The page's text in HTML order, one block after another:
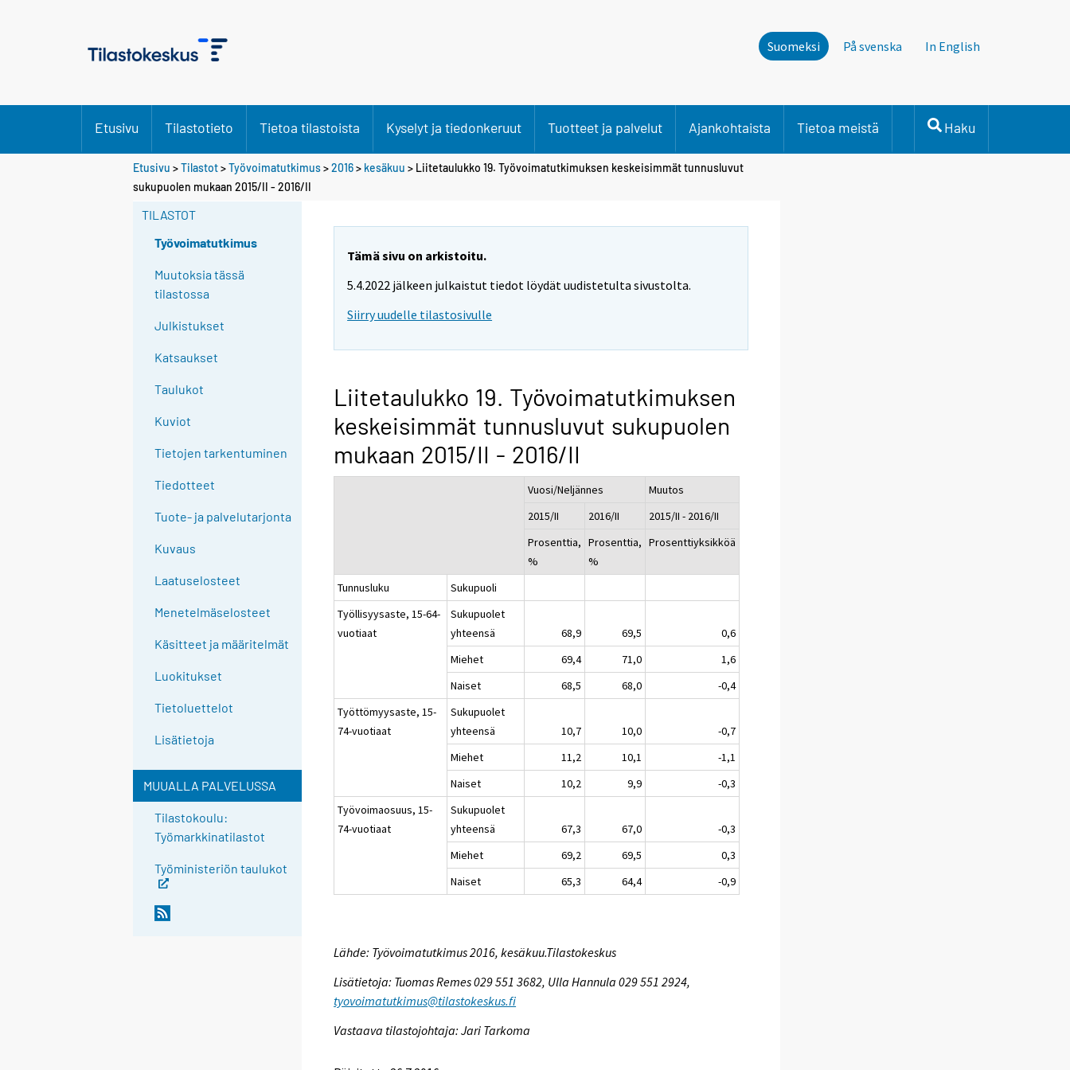
Suomeksi På svenska In English
Etusivu Tilastotieto Tietoa tilastoista Kyselyt ja tiedonkeruut Tuotteet ja palvelut Ajankohtaista Tietoa meistä Haku
Etusivu >Tilastot>Työvoimatutkimus>2016> kesäkuu > Liitetaulukko 19. Työvoimatutkimuksen keskeisimmät tunnusluvut
sukupuolen mukaan 2015/II - 2016/II
TILASTOT
Työvoimatutkimus
Muutoksia tässä
tilastossa
Julkistukset
Katsaukset
Taulukot
Kuviot
Tietojen tarkentuminen
Tiedotteet
Tuote- ja palvelutarjonta
Kuvaus
Laatuselosteet
Menetelmäselosteet
Käsitteet ja määritelmät
Luokitukset
Tietoluettelot
Lisätietoja
MUUALLA PALVELUSSA
Tilastokoulu:
Työmarkkinatilastot
Työministeriön taulukot
Tämä sivu on arkistoitu.
5.4.2022 jälkeen julkaistut tiedot löydät uudistetulta sivustolta.
Siirry uudelle tilastosivulle
Liitetaulukko 19. Työvoimatutkimuksen
keskeisimmät tunnusluvut sukupuolen
mukaan 2015/II - 2016/II
Vuosi/Neljännes
Muutos
2015/II
2016/II
2015/II - 2016/II
Prosenttia,
%
Prosenttia,
%
Prosenttiyksikköä
Tunnusluku
Sukupuoli
Työllisyysaste, 15-64-
vuotiaat
Sukupuolet
yhteensä
68,9 69,5
0,6
Miehet
69,4 71,0
1,6
Naiset
68,5 68,0
-0,4
Työttömyysaste, 15-
74-vuotiaat
Sukupuolet
yhteensä
10,7 10,0
-0,7
Miehet
11,2 10,1
-1,1
Naiset
10,2 9,9
-0,3
Työvoimaosuus, 15-
74-vuotiaat
Sukupuolet
yhteensä
67,3 67,0
-0,3
Miehet
69,2 69,5
0,3
Naiset
65,3 64,4 -0,9
Lähde: Työvoimatutkimus 2016, kesäkuu.Tilastokeskus
Lisätietoja: Tuomas Remes 029 551 3682, Ulla Hannula 029 551 2924,
tyovoimatutkimus@tilastokeskus.fi
Vastaava tilastojohtaja: Jari Tarkoma